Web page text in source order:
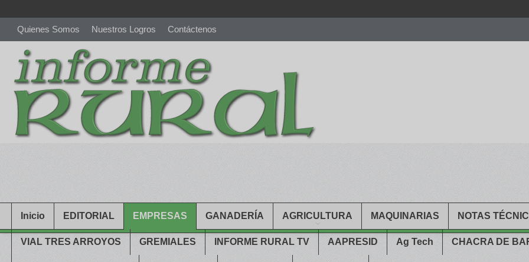
Quienes Somos Nuestros Logros Contáctenos
richardmillereplica is also available with delicate watches for women.patekphilippe.to
Inicio EDITORIAL EMPRESAS GANADERÍA AGRICULTURA MAQUINARIAS NOTAS
VIAL TRES ARROYOS GREMIALES INFORME RURAL TV AAPRESID Ag Tech CHACRA DE